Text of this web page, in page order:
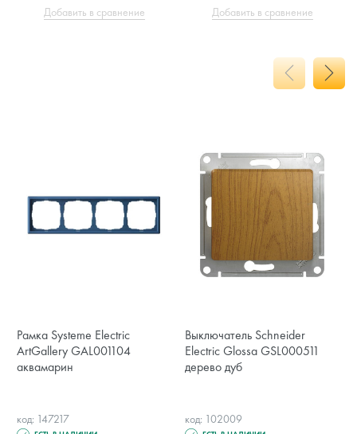
Добавить в сравнение Добавить в сравнение
Рамка Systeme Electric
ArtGallery GAL001104
аквамарин
код: 147217
Выключатель Schneider
Electric Glossa GSL000511
дерево дуб
код: 102009